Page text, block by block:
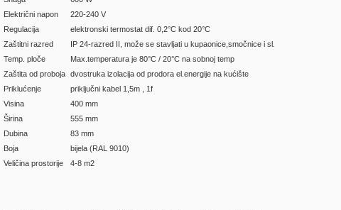
Električni napon
220-240 V
Regulacija
elektronski termostat dif. 0,2°C kod 20°C
Zaštitni razred
IP 24-razred II, može se stavljati u kupaonice,smočnice i sl.
Temp. ploče
Max.temperatura je 80°C / 20°C na sobnoj temp
Zaštita od proboja
dvostruka izolacija od prodora el.energije na kućište
Priklućenje
priključni kabel 1,5m , 1f
Visina
400 mm
Širina
555 mm
Dubina
83 mm
Boja
bijela (RAL 9010)
Veličina prostorije
4-8 m2